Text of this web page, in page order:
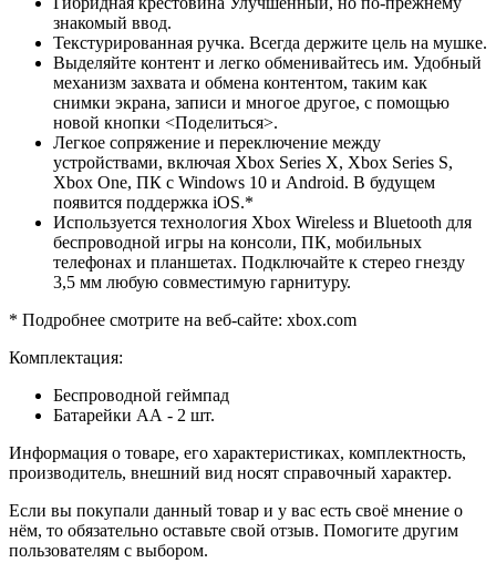
знакомый ввод.
Текстурированная ручка. Всегда держите цель на мушке.
Выделяйте контент и легко обменивайтесь им. Удобный
механизм захвата и обмена контентом, таким как
снимки экрана, записи и многое другое, с помощью
новой кнопки <Поделиться>.
Легкое сопряжение и переключение между
устройствами, включая Xbox Series X, Xbox Series S,
Xbox One, ПК с Windows 10 и Android. В будущем
появится поддержка iOS.*
Используется технология Xbox Wireless и Bluetooth для
беспроводной игры на консоли, ПК, мобильных
телефонах и планшетах. Подключайте к стерео гнезду
3,5 мм любую совместимую гарнитуру.
* Подробнее смотрите на веб-сайте: xbox.com
Комплектация:
Беспроводной геймпад
Батарейки АА - 2 шт.
Информация о товаре, его характеристиках, комплектность,
производитель, внешний вид носят справочный характер.
Если вы покупали данный товар и у вас есть своё мнение о
нём, то обязательно оставьте свой отзыв. Помогите другим
пользователям с выбором.